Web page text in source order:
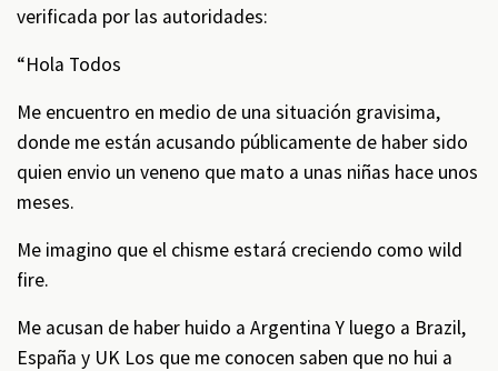
verificada por las autoridades:
“Hola Todos
Me encuentro en medio de una situación gravisima,
donde me están acusando públicamente de haber sido
quien envio un veneno que mato a unas niñas hace unos
meses.
Me imagino que el chisme estará creciendo como wild
fire.
Me acusan de haber huido a Argentina Y luego a Brazil,
España y UK Los que me conocen saben que no hui a